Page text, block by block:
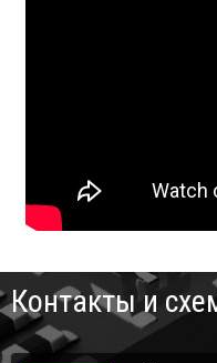
Контакты и